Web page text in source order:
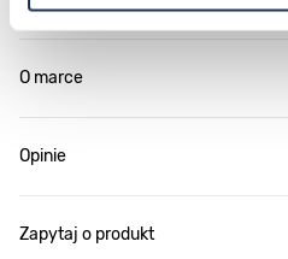
O marce
Opinie
Zapytaj o produkt